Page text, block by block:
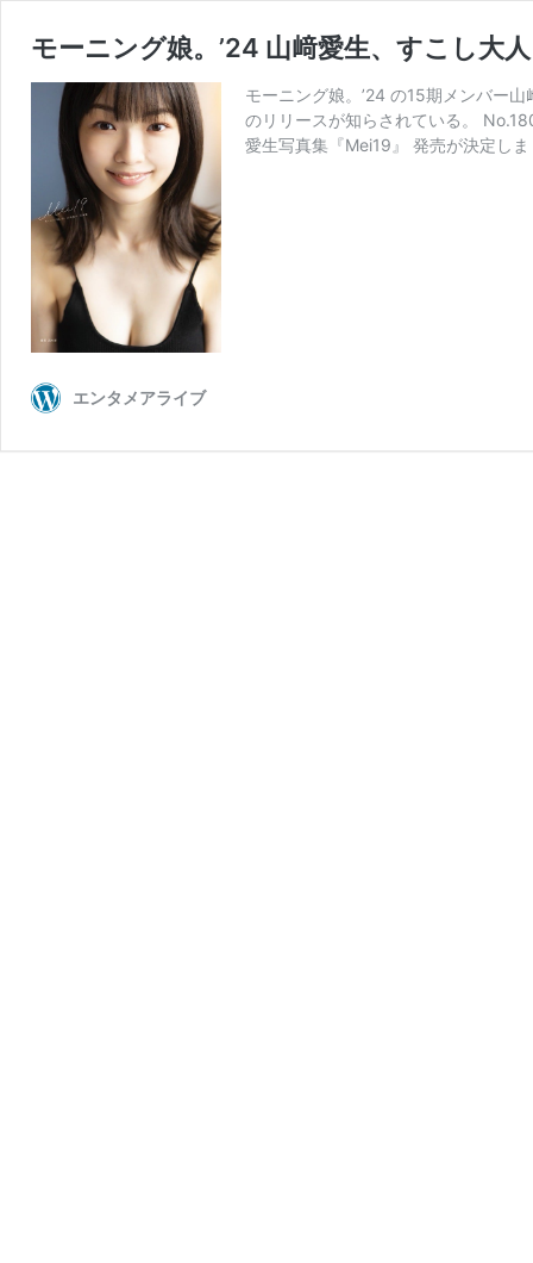
モーニング娘。’24 山﨑愛生、すこし大
モーニング娘。’24 の15期メンバー
のリリースが知らされている。
愛生写真集『Mei19』 発売が決定し
エンタメアライブ